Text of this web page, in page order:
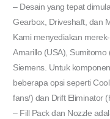
– Desain yang tepat
Gearbox, Driveshaft, dan
Kami menyediakan
Amarillo (USA), Sumitomo
Siemens. Untuk
beberapa opsi seperti
fans/) dan Drift Eliminator
– Fill Pack dan Nozzle